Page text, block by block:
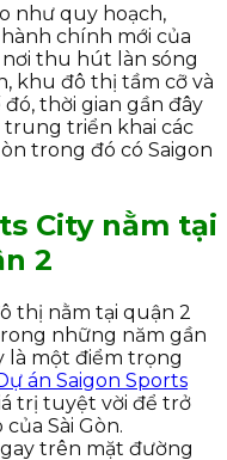
như quy hoạch,
chính mới của
nơi thu hút làn sóng
khu đô thị tầm cỡ và
thời gian gần đây
triển khai các
trong đó có Saigon
City nằm tại
2
thị nằm tại quận 2
những năm gần
là một điểm trọng
án Saigon Sports
trị tuyệt vời để trở
Sài Gòn.
trên mặt đường